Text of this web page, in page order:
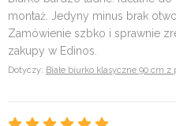
montaż. Jedyny minus brak
Zamówienie szbko i sprawnie
zakupy w Edinos.
Dotyczy: Białe biurko klasyczne 90 cm z